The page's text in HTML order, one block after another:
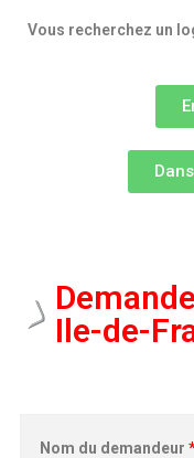
Vous recherchez un
Ile-de-
Nom du demandeur